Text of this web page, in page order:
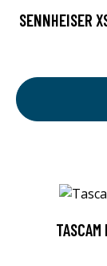
SENNHEISER